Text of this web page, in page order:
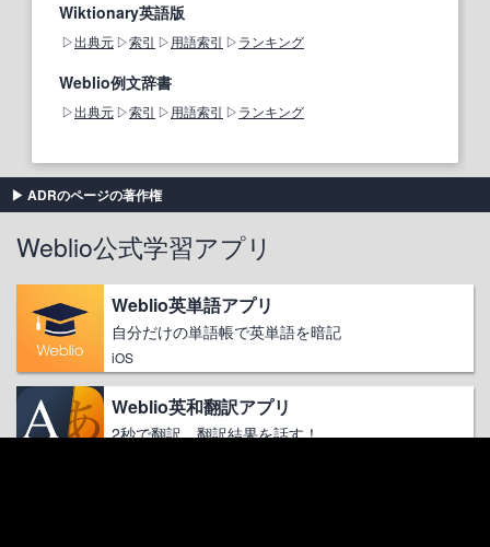
Wiktionary英語版
出典元 索引 用語索引 ランキング
Weblio例文辞書
出典元 索引 用語索引 ランキング
ADRのページの著作権
Weblio公式学習アプリ
Weblio英単語アプリ
自分だけの単語帳で英単語を暗記
iOS
Weblio英和翻訳アプリ
2秒で翻訳、翻訳結果を話す！